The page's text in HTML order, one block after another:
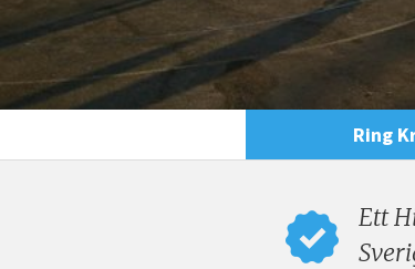
Ring
Ett